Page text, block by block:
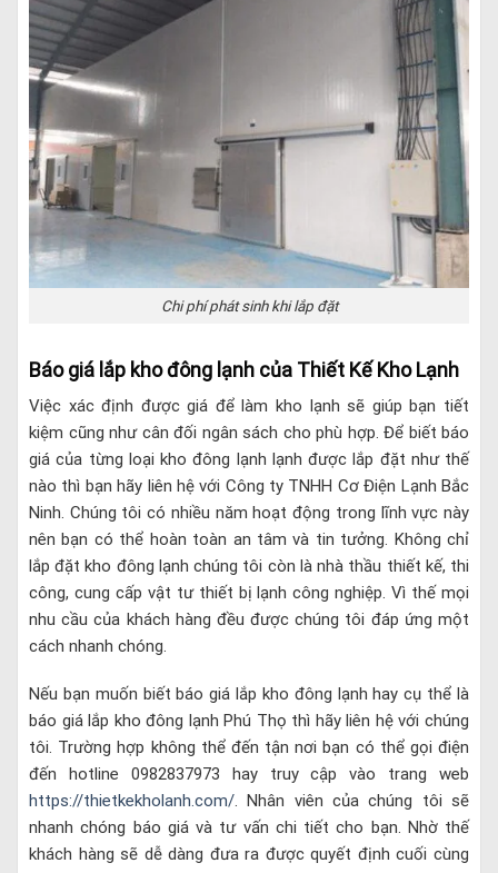
Chi phí phát sinh khi lắp đặt
Báo giá lắp kho đông lạnh của Thiết Kế Kho Lạnh
Việc xác định được giá để làm kho lạnh sẽ giúp bạn tiết
kiệm cũng như cân đối ngân sách cho phù hợp. Để biết báo
giá của từng loại kho đông lạnh lạnh được lắp đặt như thế
nào thì bạn hãy liên hệ với Công ty TNHH Cơ Điện Lạnh Bắc
Ninh. Chúng tôi có nhiều năm hoạt động trong lĩnh vực này
nên bạn có thể hoàn toàn an tâm và tin tưởng. Không chỉ
lắp đặt kho đông lạnh chúng tôi còn là nhà thầu thiết kế, thi
công, cung cấp vật tư thiết bị lạnh công nghiệp. Vì thế mọi
nhu cầu của khách hàng đều được chúng tôi đáp ứng một
cách nhanh chóng.
Nếu bạn muốn biết báo giá lắp kho đông lạnh hay cụ thể là
báo giá lắp kho đông lạnh Phú Thọ thì hãy liên hệ với chúng
tôi. Trường hợp không thể đến tận nơi bạn có thể gọi điện
đến hotline 0982837973 hay truy cập vào trang web
https://thietkekholanh.com/. Nhân viên của chúng tôi sẽ
nhanh chóng báo giá và tư vấn chi tiết cho bạn. Nhờ thế
khách hàng sẽ dễ dàng đưa ra được quyết định cuối cùng